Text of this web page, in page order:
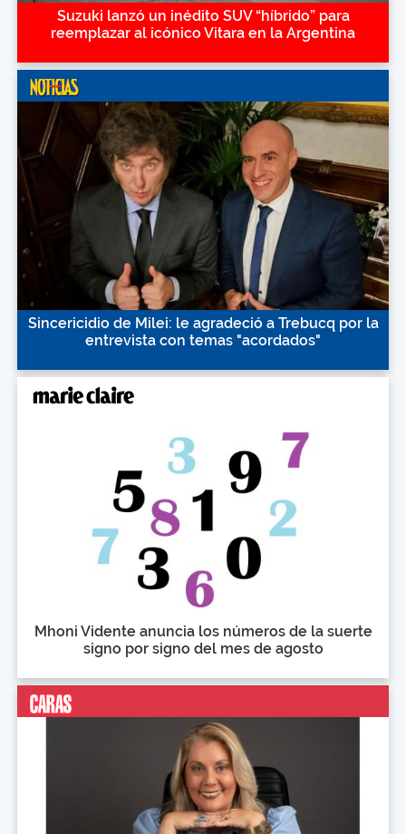
Suzuki lanzó un inédito SUV “híbrido” para
reemplazar al icónico Vitara en la Argentina
Sincericidio de Milei: le agradeció a Trebucq por la
entrevista con temas "acordados"
Mhoni Vidente anuncia los números de la suerte
signo por signo del mes de agosto